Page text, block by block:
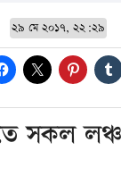
২৯ মে ২০১৭, ২২:২৯
সকল